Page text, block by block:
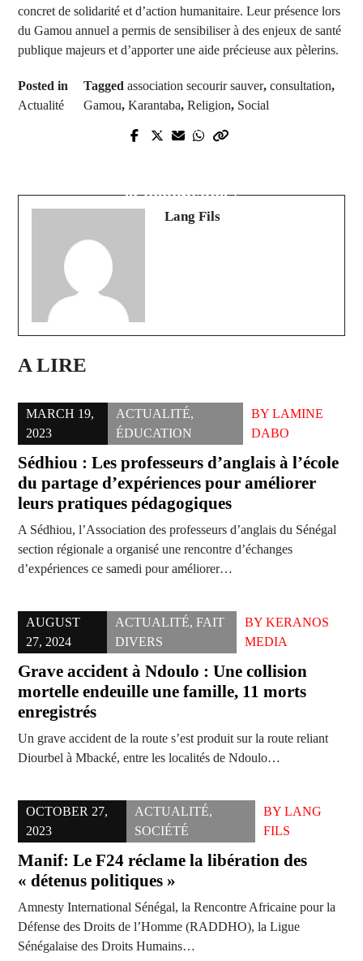
concret de solidarité et d’action humanitaire. Leur présence lors
du Gamou annuel a permis de sensibiliser à des enjeux de santé
publique majeurs et d’apporter une aide précieuse aux pèlerins.
Posted in
Actualité
Tagged association secourir sauver, consultation,
Gamou, Karantaba, Religion, Social
Prev Post
quitter
et inoubliable !
Lang Fils
A LIRE
MARCH 19,
2023
ACTUALITÉ,
ÉDUCATION
BY LAMINE
DABO
Sédhiou : Les professeurs d’anglais à l’école
du partage d’expériences pour améliorer
leurs pratiques pédagogiques
A Sédhiou, l’Association des professeurs d’anglais du Sénégal
section régionale a organisé une rencontre d’échanges
d’expériences ce samedi pour améliorer…
AUGUST
27, 2024
ACTUALITÉ, FAIT
DIVERS
BYKERANOS
MEDIA
Grave accident à Ndoulo : Une collision
mortelle endeuille une famille, 11 morts
enregistrés
Un grave accident de la route s’est produit sur la route reliant
Diourbel à Mbacké, entre les localités de Ndoulo…
OCTOBER 27,
2023
ACTUALITÉ,
SOCIÉTÉ
BYLANG
FILS
Manif: Le F24 réclame la libération des
« détenus politiques »
Amnesty International Sénégal, la Rencontre Africaine pour la
Défense des Droits de l’Homme (RADDHO), la Ligue
Sénégalaise des Droits Humains…